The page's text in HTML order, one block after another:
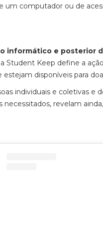
um computador ou de
informático e posterior
Student Keep define a
estejam disponíveis para
individuais e coletivas e
revelam